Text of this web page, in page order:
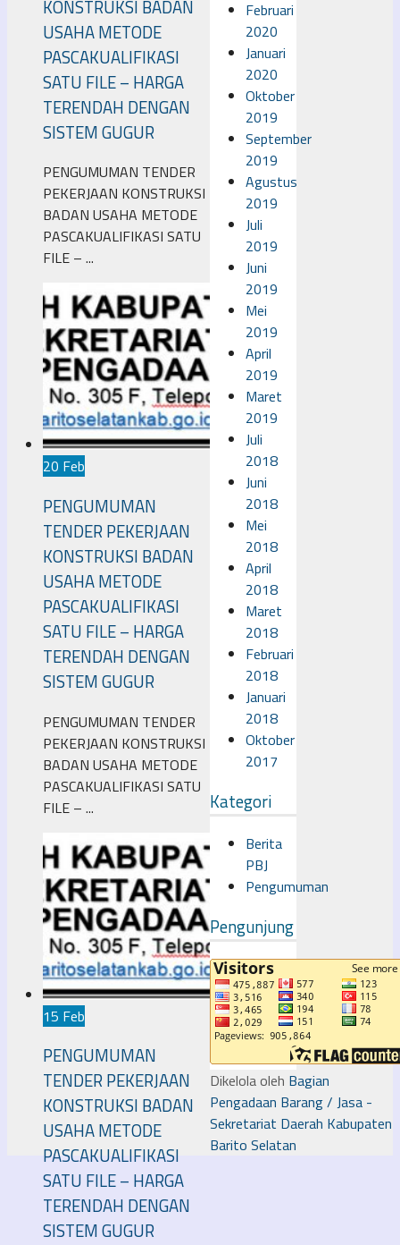
Februari
2020
Januari
2020
Oktober
2019
September
2019
Agustus
2019
Juli
2019
Juni
2019
Mei
2019
April
2019
Maret
2019
Juli
2018
Juni
2018
Mei
2018
April
2018
Maret
2018
Februari
2018
Januari
2018
Oktober
2017
Kategori
Berita
PBJ
Pengumuman
Pengunjung
KONSTRUKSI BADAN
USAHA METODE
PASCAKUALIFIKASI
SATU FILE – HARGA
TERENDAH DENGAN
SISTEM GUGUR
PENGUMUMAN TENDER
PEKERJAAN KONSTRUKSI
BADAN USAHA METODE
PASCAKUALIFIKASI SATU
FILE – ...
20 Feb
PENGUMUMAN
TENDER PEKERJAAN
KONSTRUKSI BADAN
USAHA METODE
PASCAKUALIFIKASI
SATU FILE – HARGA
TERENDAH DENGAN
SISTEM GUGUR
PENGUMUMAN TENDER
PEKERJAAN KONSTRUKSI
BADAN USAHA METODE
PASCAKUALIFIKASI SATU
FILE – ...
15 Feb
PENGUMUMAN
TENDER PEKERJAAN
KONSTRUKSI BADAN
USAHA METODE
PASCAKUALIFIKASI
SATU FILE – HARGA
TERENDAH DENGAN
SISTEM GUGUR
Dikelola oleh Bagian
Pengadaan Barang / Jasa -
Sekretariat Daerah Kabupaten
Barito Selatan